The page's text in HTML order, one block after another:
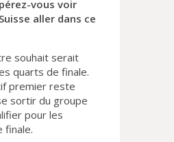
vous voir
aller dans ce
souhait serait
quarts de finale.
premier reste
sortir du groupe
pour les
finale.